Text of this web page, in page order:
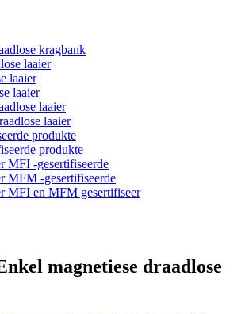
kragbank
laaier
laaier
laaier
laaier
laaier
produkte
produkte
MFI -gesertifiseerde
MFM -gesertifiseerde
MFI en MFM gesertifiseer
magnetiese draadlose